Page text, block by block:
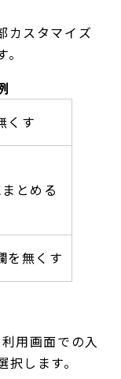
カスタマイズ
くす
とめる
を無くす
用画面での入
します。